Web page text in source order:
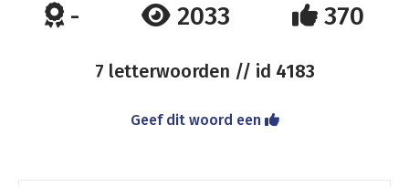
- 2033 370
7 letterwoorden // id 4183
Geef dit woord een